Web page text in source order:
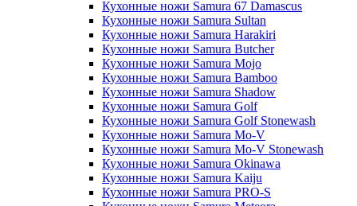
Кухонные ножи Samura 67 Damascus
Кухонные ножи Samura Sultan
Кухонные ножи Samura Harakiri
Кухонные ножи Samura Butcher
Кухонные ножи Samura Mojo
Кухонные ножи Samura Bamboo
Кухонные ножи Samura Shadow
Кухонные ножи Samura Golf
Кухонные ножи Samura Golf Stonewash
Кухонные ножи Samura Mo-V
Кухонные ножи Samura Mo-V Stonewash
Кухонные ножи Samura Okinawa
Кухонные ножи Samura Kaiju
Кухонные ножи Samura PRO-S